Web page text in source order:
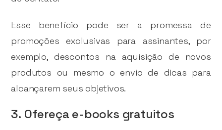
Esse benefício pode ser a promessa de
promoções exclusivas para assinantes, por
exemplo, descontos na aquisição de novos
produtos ou mesmo o envio de dicas para
alcançarem seus objetivos.
3. Ofereça e-books gratuitos